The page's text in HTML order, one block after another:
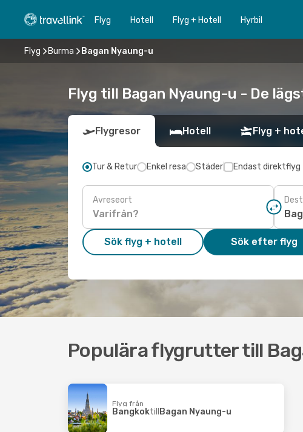
Flyg Hotell Flyg + Hotell Hyrbil
Flyg Burma Bagan Nyaung-u
Flyg till Bagan Nyaung-u - De
Flygresor Hotell Flyg +
Tur & Retur Enkel resa Städer Endast direktflyg
Avreseort
Sök flyg + hotell Sök efter flyg
Populära flygrutter till
Flyg från
Bangkoktill Bagan Nyaung-u